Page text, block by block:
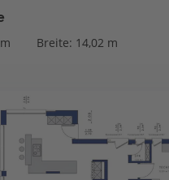
Breite: 14,02 m